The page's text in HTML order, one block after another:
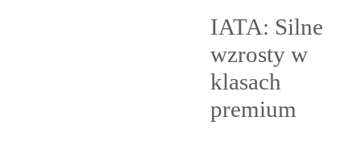
IATA: Silne
wzrosty w
klasach
premium